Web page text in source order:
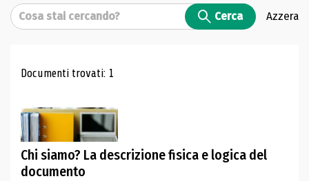
Cerca Cerca Azzera
Risultati di ricerca
Documenti trovati: 1
Chi siamo? La descrizione fisica e logica del
documento